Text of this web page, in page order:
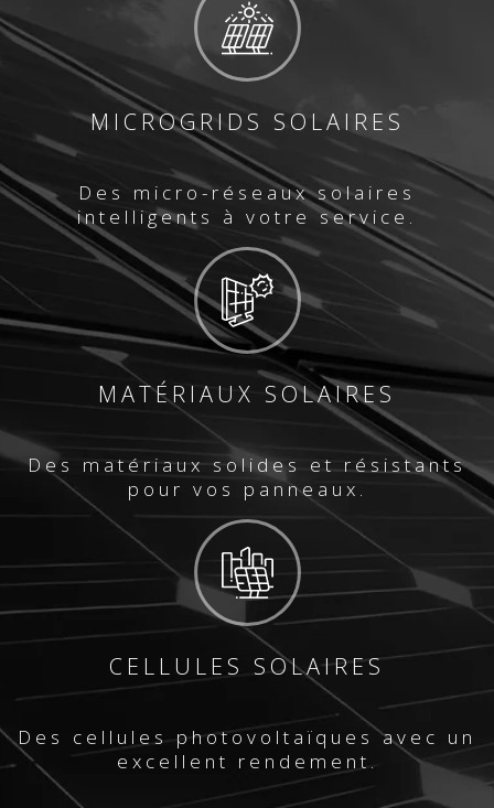
MICROGRIDS SOLAIRES
Des micro-réseaux solaires
intelligents à votre service.
MATÉRIAUX SOLAIRES
Des matériaux solides et résistants
pour vos panneaux.
CELLULES SOLAIRES
Des cellules photovoltaïques avec un
excellent rendement.